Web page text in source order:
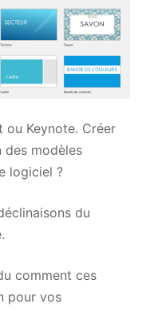
ou Keynote. Créer
des modèles
logiciel ?
du
comment ces
pour vos